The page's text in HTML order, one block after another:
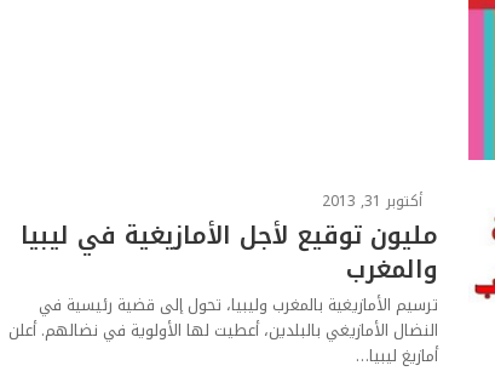
أكتوبر 31, 2013
مليون توقيع لأجل الأمازيغية في ليبيا
والمغرب
ترسيم الأمازيغية بالمغرب وليبيا، تحول إلى قضية رئيسية في
النضال الأمازيغي بالبلدين، أعطيت لها الأولوية في نضالهم. أعلن
أمازيغ ليبيا…